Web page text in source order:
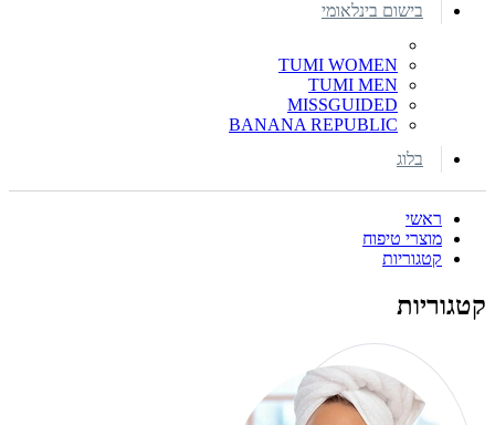
בישום בינלאומי
TUMI WOMEN
TUMI MEN
MISSGUIDED
BANANA REPUBLIC
בלוג
ראשי
מוצרי טיפוח
קטגוריות
קטגוריות